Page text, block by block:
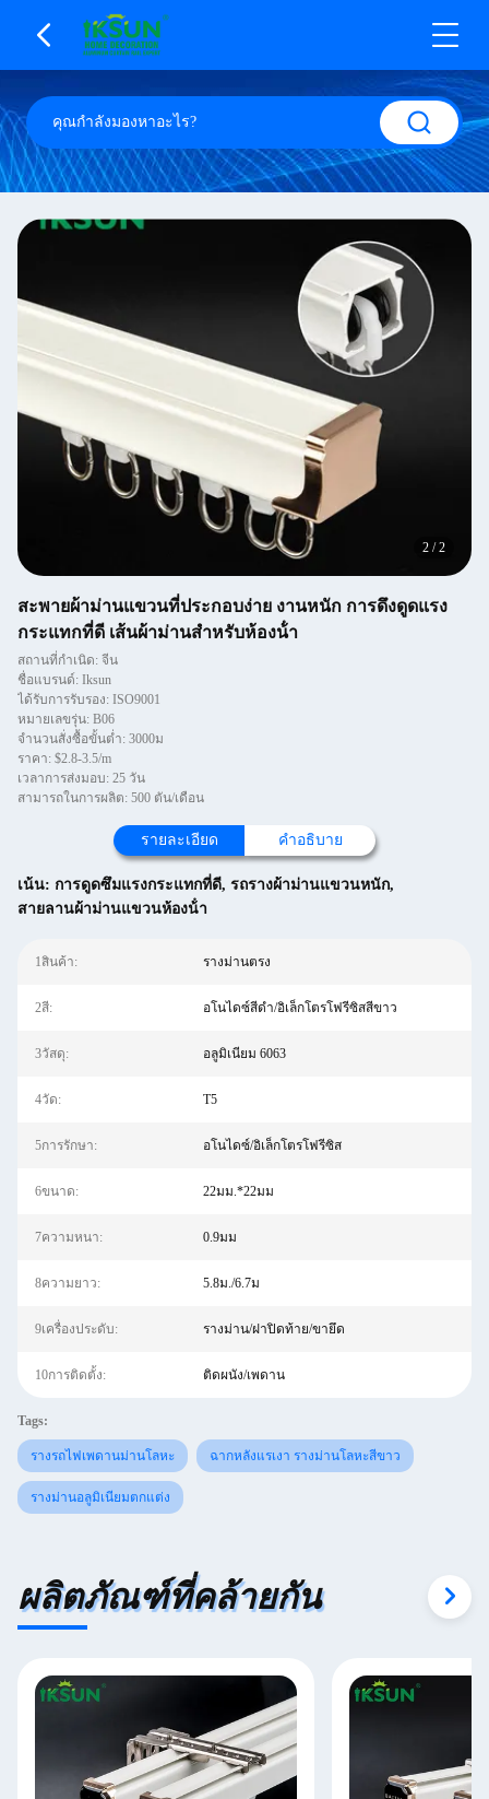
2 /2
สะพายผ้าม่านแขวนที่ประกอบง่าย งานหนัก การดึงดูดแรง
กระแทกที่ดี เส้นผ้าม่านสําหรับห้องน้ํา
สถานที่กำเนิด: จีน
ชื่อแบรนด์: Iksun
ได้รับการรับรอง: ISO9001
หมายเลขรุ่น: B06
จำนวนสั่งซื้อขั้นต่ำ: 3000ม
ราคา: $2.8-3.5/m
เวลาการส่งมอบ: 25 วัน
สามารถในการผลิต: 500 ตัน/เดือน
รายละเอียด คำอธิบาย
เน้น: การดูดซึมแรงกระแทกที่ดี, รถรางผ้าม่านแขวนหนัก,
สายลานผ้าม่านแขวนห้องน้ํา
1สินค้า: รางม่านตรง
2สี: อโนไดซ์สีดำ/อิเล็กโตรโฟรีซิสสีขาว
3วัสดุ: อลูมิเนียม 6063
4วัด: T5
5การรักษา: อโนไดซ์/อิเล็กโตรโฟรีซิส
6ขนาด: 22มม.*22มม
7ความหนา: 0.9มม
8ความยาว: 5.8ม./6.7ม
9เครื่องประดับ: รางม่าน/ฝาปิดท้าย/ขายึด
10การติดตั้ง: ติดผนัง/เพดาน
Tags:
รางรถไฟเพดานม่านโลหะ ฉากหลังแรเงา รางม่านโลหะสีขาว
รางม่านอลูมิเนียมตกแต่ง
ผลิตภัณฑ์ที่คล้ายกัน